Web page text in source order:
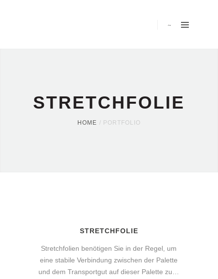
STRETCHFOLIE
HOME PORTFOLIO
STRETCHFOLIE
Stretchfolien benötigen Sie in der Regel, um
eine stabile Verbindung zwischen der Palette
und dem Transportgut auf dieser Palette zu…